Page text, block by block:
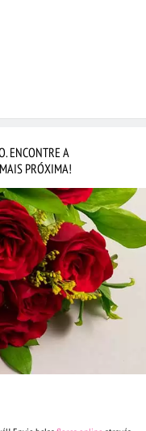
ENCONTRE A
PRÓXIMA!